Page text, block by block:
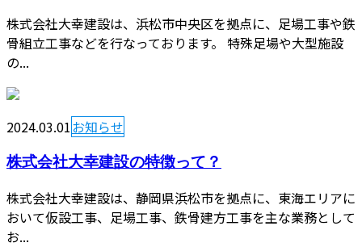
株式会社大幸建設は、浜松市中央区を拠点に、足場工事や鉄
骨組立工事などを行なっております。 特殊足場や大型施設
の...
2024.03.01お知らせ
株式会社大幸建設の特徴って？
株式会社大幸建設は、静岡県浜松市を拠点に、東海エリアに
おいて仮設工事、足場工事、鉄骨建方工事を主な業務として
お...